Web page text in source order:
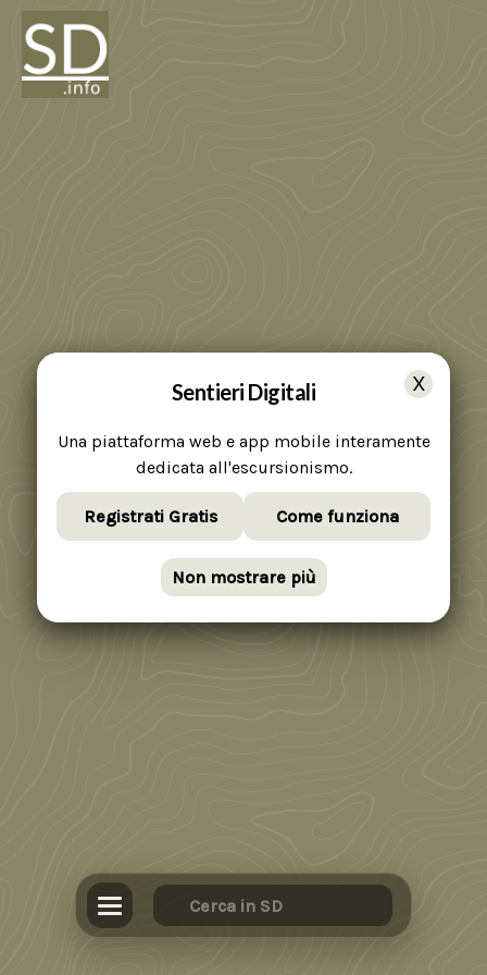
Sentieri Digitali
Una piattaforma web e app mobile interamente
dedicata all'escursionismo.
Registrati Gratis Come funziona
Non mostrare più